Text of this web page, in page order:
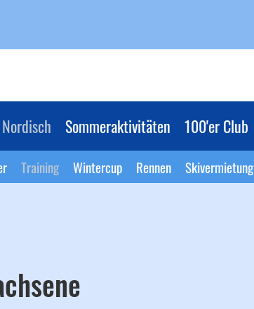
Nordisch Sommeraktivitäten 100'er Club
Training Wintercup Rennen Skivermietung